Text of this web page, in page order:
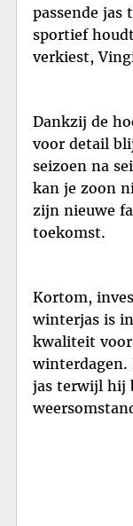
passende jas
sportief
verkiest,
Dankzij de
voor detail
seizoen na
kan je zoon
zijn nieuwe
toekomst.
Kortom,
winterjas is
kwaliteit
winterdagen.
jas terwijl hij